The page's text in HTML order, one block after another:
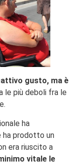
gusto, ma è
le più deboli fra le
ha
ha prodotto un
era riuscito a
vitale le